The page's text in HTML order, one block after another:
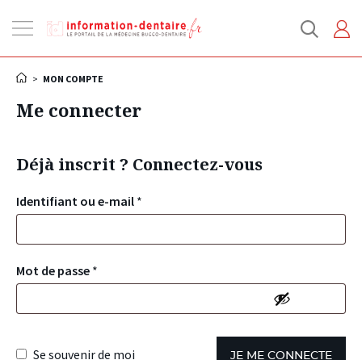
la
> MON COMPTE
Me connecter
Déjà inscrit ? Connectez-vous
Identifiant ou e-mail *
Mot de passe *
Se souvenir de moi JE ME CONNECTE